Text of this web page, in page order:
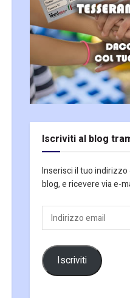
Iscriviti al blog
Inserisci il tuo
blog, e ricevere via e-
Indirizzo
email
Iscriviti